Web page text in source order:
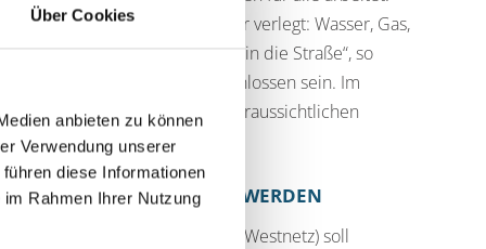
Über Cookies
anbieten zu können
Verwendung unserer
diese Informationen
Rahmen Ihrer Nutzung
die Leitungen nacheinander verlegt: Wasser, Gas,
wenig zusätzliche Eingriffe in die Straße“, so
Ende Januar 2027 abgeschlossen sein. Im
Christinestraße – mit dem voraussichtlichen
AUSGEFÜHRT WERDEN
(RWW, EVO und Westnetz) soll